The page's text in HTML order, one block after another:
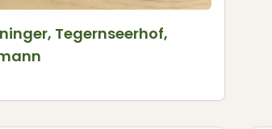
Tegernseerhof,